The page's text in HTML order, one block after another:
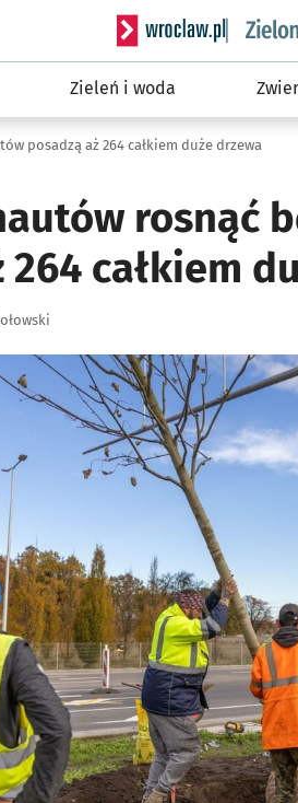
Serwis informacyjny
Zieleń i woda
posadzą aż 264 całkiem duże drzewa
rosnąć
264 całkiem